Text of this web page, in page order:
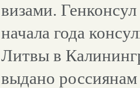
визами.
начала года
Литвы в
выдано